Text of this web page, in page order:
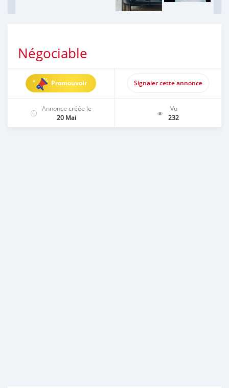
Négociable
Promouvoir Signaler cette annonce
Annonce créée le
20 Mai
Vu
232